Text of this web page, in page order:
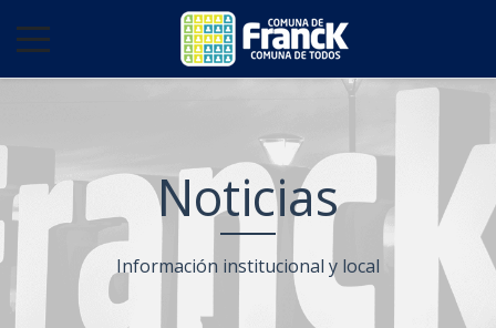
Noticias
Información institucional y local